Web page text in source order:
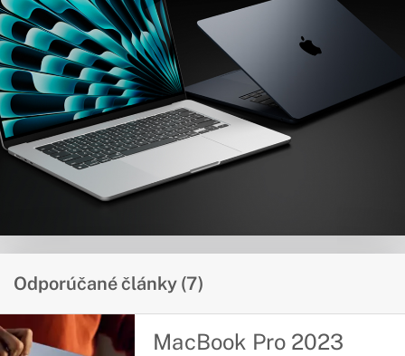
Odporúčané články (7)
MacBook Pro 2023